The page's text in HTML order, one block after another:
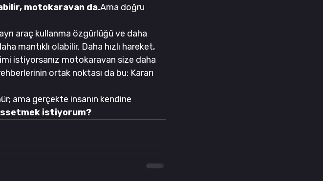
motokaravan da.Ama doğru
araç kullanma özgürlüğü ve daha
mantıklı olabilir. Daha hızlı hareket,
istiyorsanız motokaravan size daha
ortak noktası da bu: Kararı
ama gerçekte insanın kendine
istiyorum?